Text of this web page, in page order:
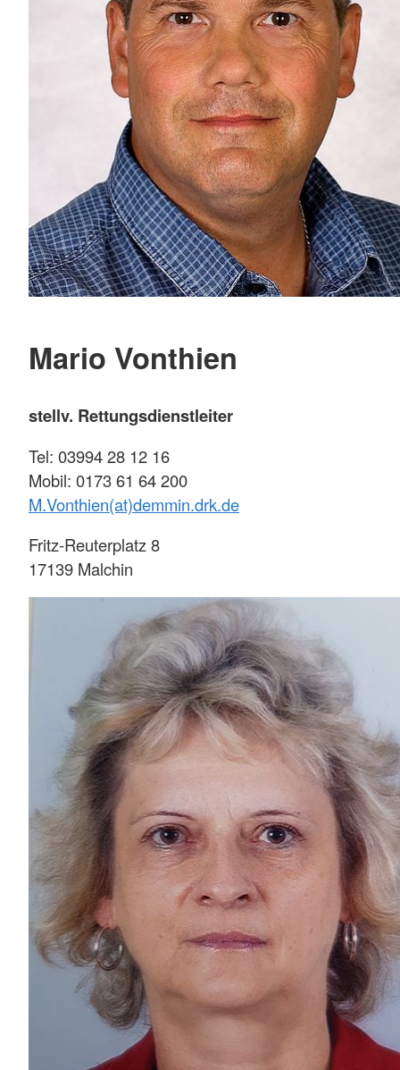
Mario Vonthien
stellv. Rettungsdienstleiter
Tel: 03994 28 12 16
Mobil: 0173 61 64 200
M.Vonthien(at)demmin.drk.de
Fritz-Reuterplatz 8
17139 Malchin